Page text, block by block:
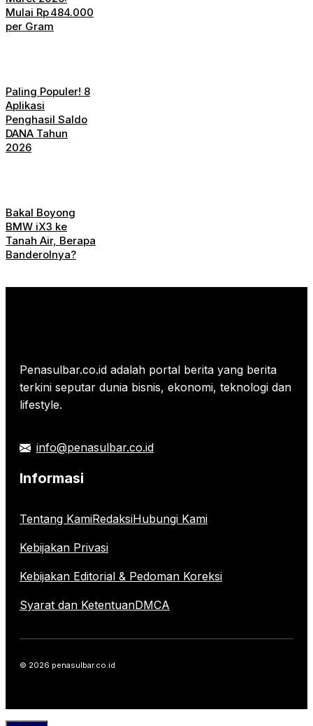
Mulai Rp 484.000
per Gram
Paling Populer! 8
Aplikasi
Penghasil Saldo
DANA Tahun
2026
Bakal Boyong
BMW iX3 ke
Tanah Air, Berapa
Banderolnya?
Penasulbar.co.id adalah portal berita yang berita
terkini seputar dunia bisnis, ekonomi, teknologi dan
lifestyle.
info@penasulbar.co.id
Informasi
Tentang KamiRedaksiHubungi Kami
Kebijakan Privasi
Kebijakan Editorial & Pedoman Koreksi
Syarat dan KetentuanDMCA
© 2026 penasulbar.co.id